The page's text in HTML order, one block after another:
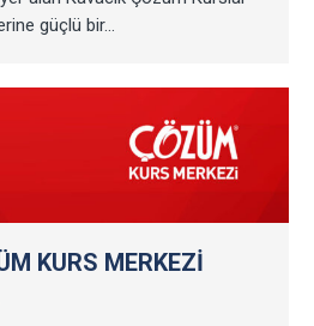
güçlü bir…
KURS MERKEZI